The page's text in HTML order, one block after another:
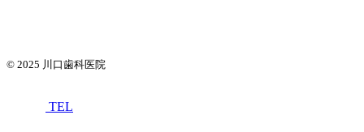
© 2025 川口歯科医院
TEL